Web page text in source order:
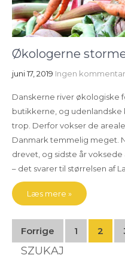
Økologerne
juni 17, 2019 Ingen
Danskerne river økologiske
butikkerne, og
trop. Derfor vokser de
Danmark temmelig meget.
drevet, og sidste år
– det svarer til størrelsen af
Læs mere »
Forrige 1 2
SZUKAJ